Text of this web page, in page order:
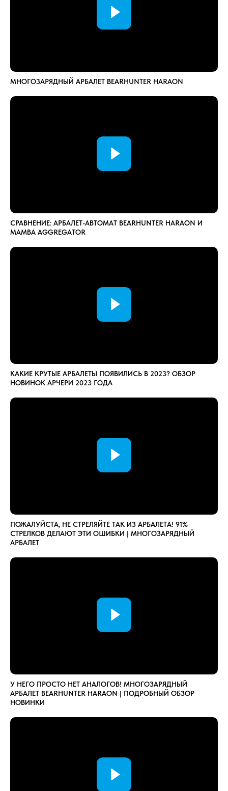
МНОГОЗАРЯДНЫЙ АРБАЛЕТ BEARHUNTER HARAON
СРАВНЕНИЕ: АРБАЛЕТ-АВТОМАТ BEARHUNTER HARAON И
MAMBA AGGREGATOR
КАКИЕ КРУТЫЕ АРБАЛЕТЫ ПОЯВИЛИСЬ В 2023? ОБЗОР
НОВИНОК АРЧЕРИ 2023 ГОДА
ПОЖАЛУЙСТА, НЕ СТРЕЛЯЙТЕ ТАК ИЗ АРБАЛЕТА! 91%
СТРЕЛКОВ ДЕЛАЮТ ЭТИ ОШИБКИ | МНОГОЗАРЯДНЫЙ
АРБАЛЕТ
У НЕГО ПРОСТО НЕТ АНАЛОГОВ! МНОГОЗАРЯДНЫЙ
АРБАЛЕТ BEARHUNTER HARAON | ПОДРОБНЫЙ ОБЗОР
НОВИНКИ